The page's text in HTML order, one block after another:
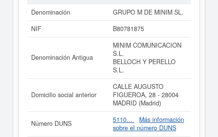
categorización en el CNAE es 7311 - Actividades de las
GRUPO M DE MINIM SL.cuenta con el
eInforma un total de 99 veces. La última consulta ha
sido el 16/06/2026. Esta compañia puede solicitar
alguna subvención y para informarse de cuales son,
puede hacerlo en esta misma web. Su patrimonio social
empresa ha publicado 26 actos en el BORME y se dió
de alta en el Registro Mercantil de Madrid.
Si está interesado en conocer más datos de la empresa
GRUPO M DE MINIM SL. puede acceder
inmediatamente a este Informe ampliadode GRUPO M
DE MINIM SL. y consultar los resultados de sus años de
Denominación
GRUPO M DE MINIM SL.
NIF
B80781875
Denominación Antigua
MINIM COMUNICACION
S.L.
BELLOCH Y PERELLO
S.L.
Domicilio social anterior
CALLE AUGUSTO
FIGUEROA, 28 - 28004
MADRID (Madrid)
Número DUNS 5110...
Más información
sobre el número DUNS